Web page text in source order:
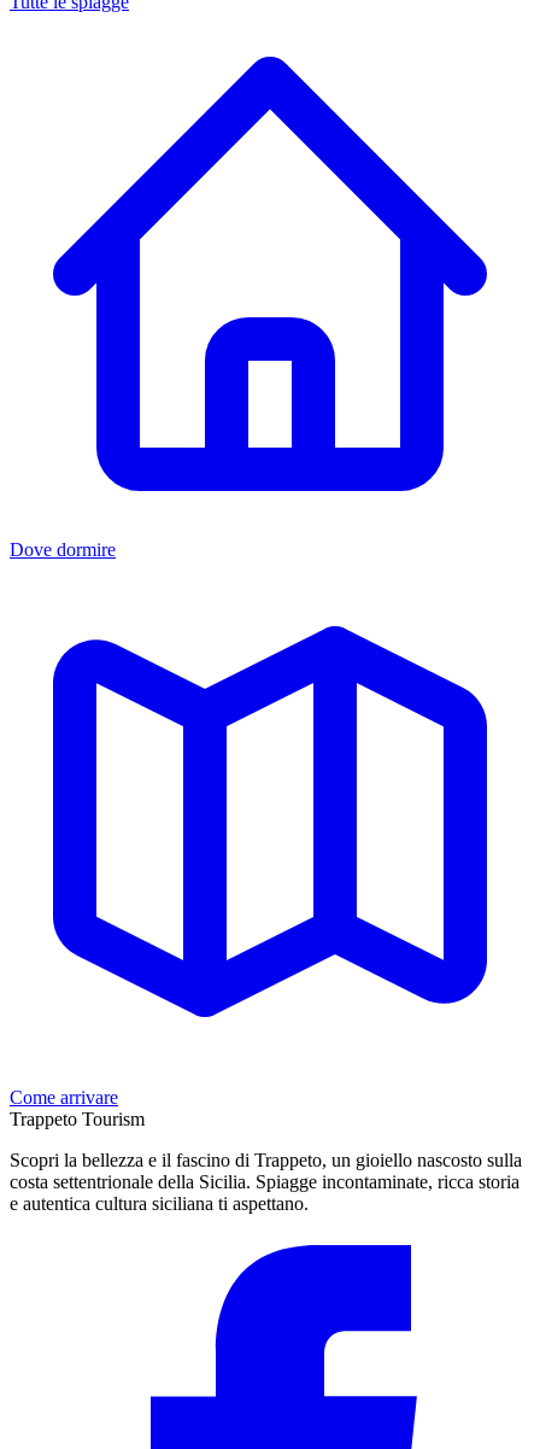
Dove dormire
Come arrivare
Trappeto Tourism
Scopri la bellezza e il fascino di Trappeto, un gioiello nascosto sulla
costa settentrionale della Sicilia. Spiagge incontaminate, ricca storia
e autentica cultura siciliana ti aspettano.